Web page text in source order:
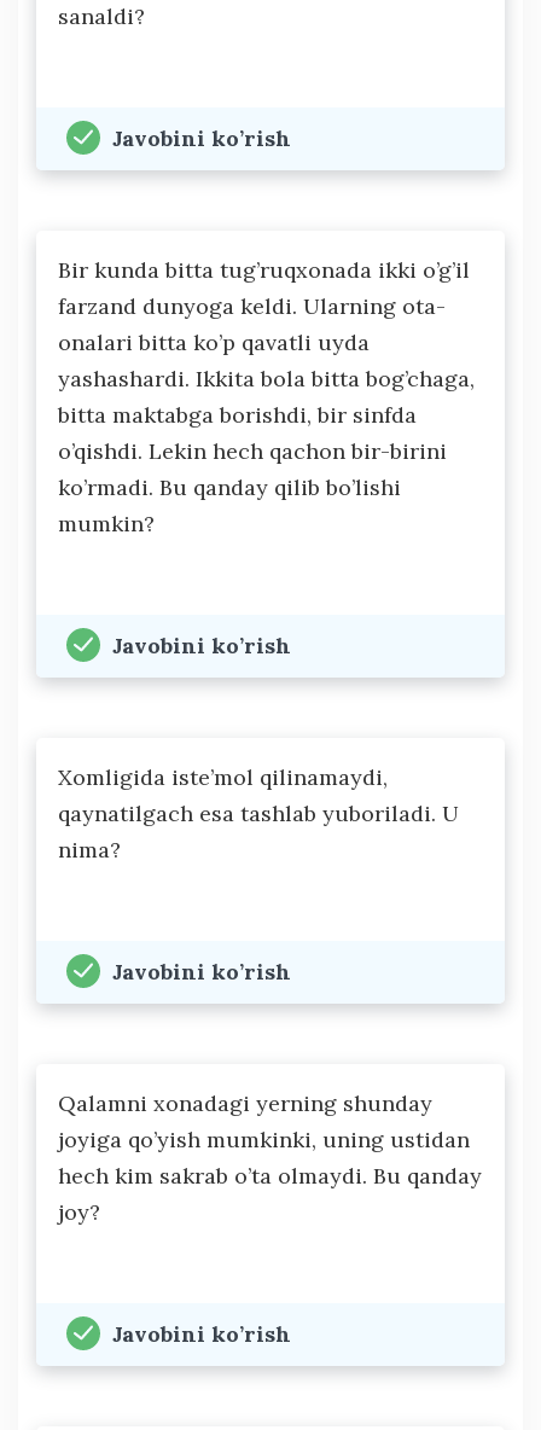
sanaldi?
Javobini ko’rish
Bir kunda bitta tug’ruqxonada ikki o’g’il
farzand dunyoga keldi. Ularning ota-
onalari bitta ko’p qavatli uyda
yashashardi. Ikkita bola bitta bog’chaga,
bitta maktabga borishdi, bir sinfda
o’qishdi. Lekin hech qachon bir-birini
ko’rmadi. Bu qanday qilib bo’lishi
mumkin?
Javobini ko’rish
Xomligida iste’mol qilinamaydi,
qaynatilgach esa tashlab yuboriladi. U
nima?
Javobini ko’rish
Qalamni xonadagi yerning shunday
joyiga qo’yish mumkinki, uning ustidan
hech kim sakrab o’ta olmaydi. Bu qanday
joy?
Javobini ko’rish